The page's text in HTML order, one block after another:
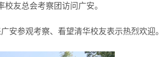
友总会考察团访问广安。
安参观考察、看望清华校友表示热烈欢迎。